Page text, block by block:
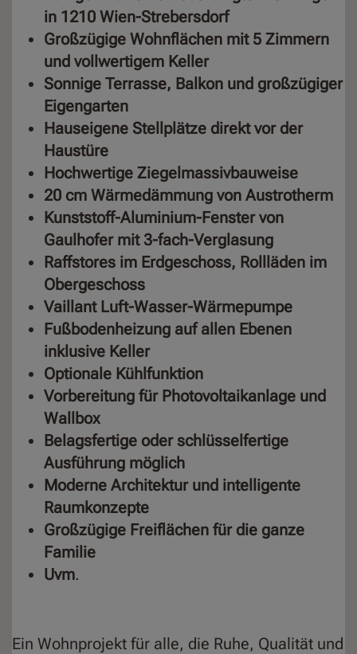
in 1210 Wien-Strebersdorf
Großzügige Wohnflächen mit 5 Zimmern
und vollwertigem Keller
Sonnige Terrasse, Balkon und großzügiger
Eigengarten
Hauseigene Stellplätze direkt vor der
Haustüre
Hochwertige Ziegelmassivbauweise
20 cm Wärmedämmung von Austrotherm
Kunststoff-Aluminium-Fenster von
Gaulhofer mit 3-fach-Verglasung
Raffstores im Erdgeschoss, Rollläden im
Obergeschoss
Vaillant Luft-Wasser-Wärmepumpe
Fußbodenheizung auf allen Ebenen
inklusive Keller
Optionale Kühlfunktion
Vorbereitung für Photovoltaikanlage und
Wallbox
Belagsfertige oder schlüsselfertige
Ausführung möglich
Moderne Architektur und intelligente
Raumkonzepte
Großzügige Freiflächen für die ganze
Familie
Uvm.
Ein Wohnprojekt für alle, die Ruhe, Qualität und